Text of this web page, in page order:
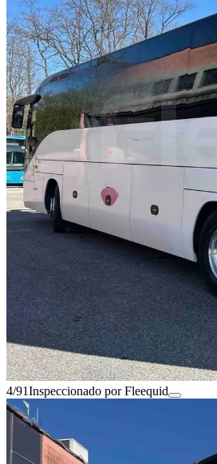
4/91Inspeccionado por Fleequid